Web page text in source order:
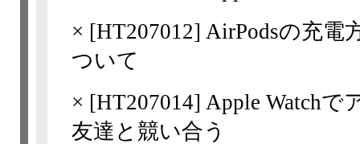
× [HT207012] AirPodsの充電
ついて
× [HT207014] Apple Watchで
友達と競い合う